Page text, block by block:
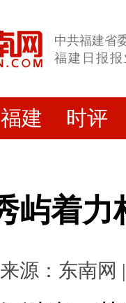
中共福建省
福建日报
福建 时评
屿着力
来源：东南网